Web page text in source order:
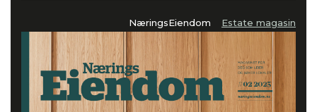
NæringsEiendom Estate magasin